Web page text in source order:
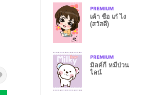
เค้า ชื่อ เก๋ ไง
(สวัสดี)
มิลค์กี้ หมีป่วน
ไลน์